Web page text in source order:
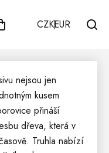
CZKEUR
nejsou jen
kusem
přináší
dřeva, která v
Truhla nabízí